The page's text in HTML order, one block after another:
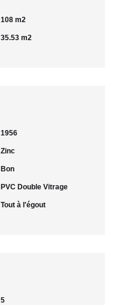
108 m2
35.53 m2
1956
Zinc
Bon
PVC Double Vitrage
Tout à l'égout
5